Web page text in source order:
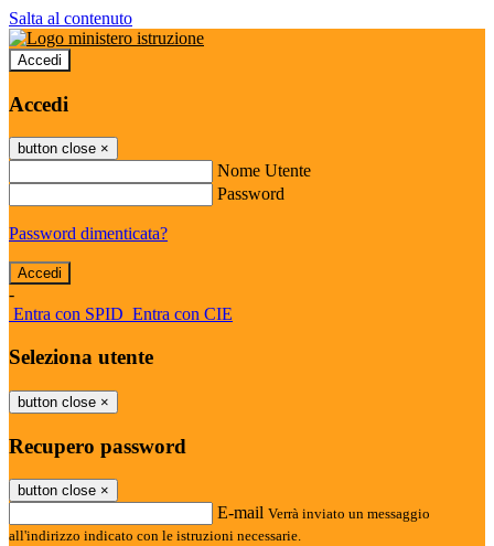
Salta al contenuto
Accedi
Accedi
button close ×
Nome Utente
Password
Password dimenticata?
-
Entra con SPID Entra con CIE
Seleziona utente
button close ×
Recupero password
button close ×
E-mail Verrà inviato un messaggio
all'indirizzo indicato con le istruzioni necessarie.